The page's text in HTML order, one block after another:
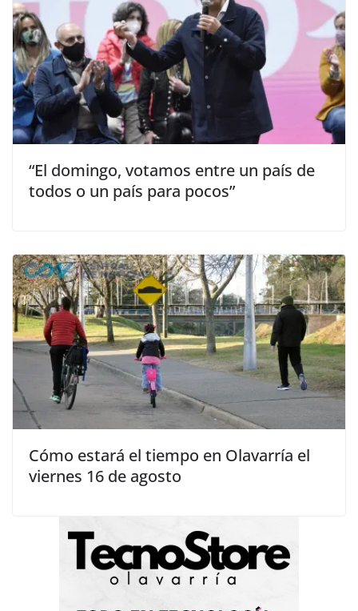
“El domingo, votamos entre un país de
todos o un país para pocos”
Cómo estará el tiempo en Olavarría el
viernes 16 de agosto